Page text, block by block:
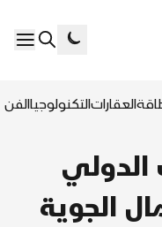
العقاراتالتكنولوجياالفن
الدولي
الجوية